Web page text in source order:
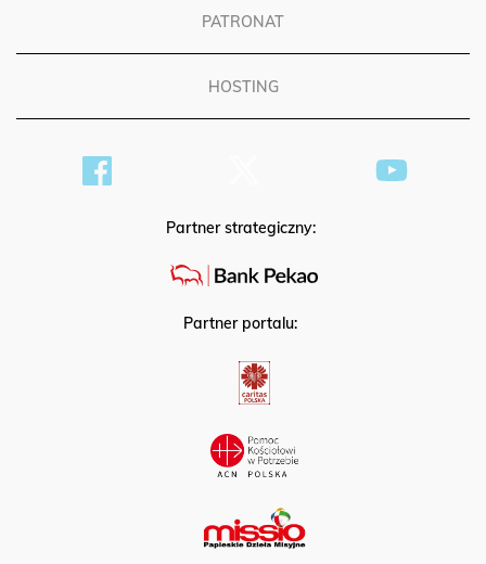
PATRONAT
HOSTING
Partner strategiczny:
Partner portalu: